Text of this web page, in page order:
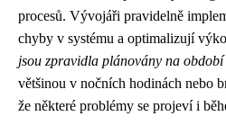
procesů. Vývojáři pravidelně
chyby v systému a optimalizují
jsou zpravidla plánovány na
většinou v nočních hodinách nebo
že některé problémy se projeví i